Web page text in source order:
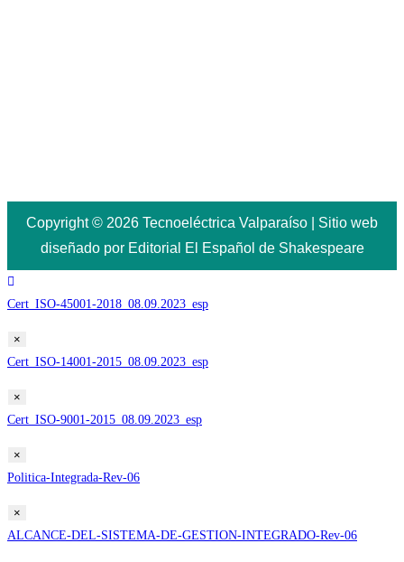
Copyright © 2026 Tecnoeléctrica Valparaíso | Sitio web
diseñado por Editorial El Español de Shakespeare
Cert_ISO-45001-2018_08.09.2023_esp
×
Cert_ISO-14001-2015_08.09.2023_esp
×
Cert_ISO-9001-2015_08.09.2023_esp
×
Politica-Integrada-Rev-06
×
ALCANCE-DEL-SISTEMA-DE-GESTION-INTEGRADO-Rev-06